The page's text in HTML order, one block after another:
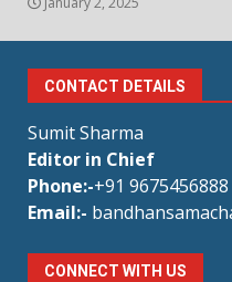
CONTACT DETAILS
Sumit Sharma
Editor in Chief
Phone:-+91 9675456888
Email:-
CONNECT WITH US